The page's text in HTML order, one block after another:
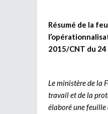
Résumé de la
2015/CNT du
Le ministère de la
travail et de la
élaboré une